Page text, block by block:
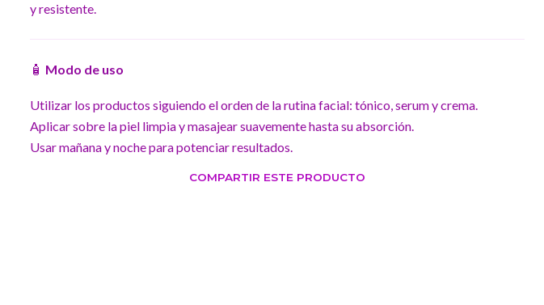
y resistente.
🧴 Modo de uso
Utilizar los productos siguiendo el orden de la rutina facial: tónico, serum y crema.
Aplicar sobre la piel limpia y masajear suavemente hasta su absorción.
Usar mañana y noche para potenciar resultados.
COMPARTIR ESTE PRODUCTO